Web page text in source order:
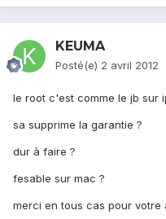
KEUMA
Posté(e) 2 avril 2012
le root c'est comme le jb sur
sa supprime la garantie ?
dur à faire ?
fesable sur mac ?
merci en tous cas pour votre